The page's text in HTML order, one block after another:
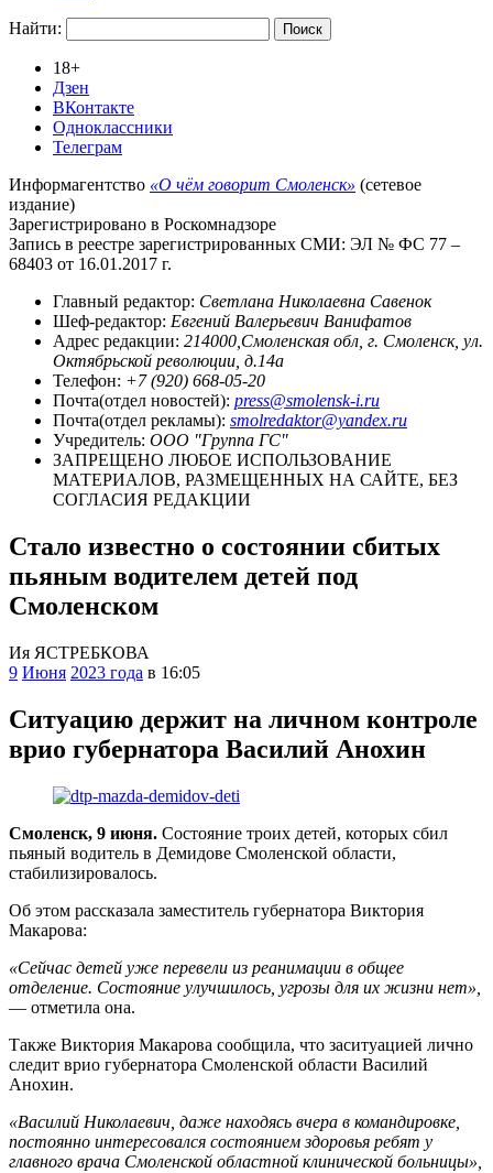
Найти:
18+
Дзен
ВКонтакте
Одноклассники
Телеграм
Информагентство «О чём говорит Смоленск» (сетевое
издание)
Зарегистрировано в Роскомнадзоре
Запись в реестре зарегистрированных СМИ: ЭЛ № ФС 77 –
68403 от 16.01.2017 г.
Главный редактор: Светлана Николаевна Савенок
Шеф-редактор: Евгений Валерьевич Ванифатов
Адрес редакции: 214000,Смоленская обл, г. Смоленск, ул.
Октябрьской революции, д.14а
Телефон: +7 (920) 668-05-20
Почта(отдел новостей): press@smolensk-i.ru
Почта(отдел рекламы): smolredaktor@yandex.ru
Учредитель: ООО "Группа ГС"
ЗАПРЕЩЕНО ЛЮБОЕ ИСПОЛЬЗОВАНИЕ
МАТЕРИАЛОВ, РАЗМЕЩЕННЫХ НА САЙТЕ, БЕЗ
СОГЛАСИЯ РЕДАКЦИИ
Стало известно о состоянии сбитых
пьяным водителем детей под
Смоленском
Ия ЯСТРЕБКОВА
9 Июня 2023 года в 16:05
Ситуацию держит на личном контроле
врио губернатора Василий Анохин
Смоленск, 9 июня. Состояние троих детей, которых сбил
пьяный водитель в Демидове Смоленской области,
стабилизировалось.
Об этом рассказала заместитель губернатора Виктория
Макарова:
«Сейчас детей уже перевели из реанимации в общее
отделение. Состояние улучшилось, угрозы для их жизни нет»,
— отметила она.
Также Виктория Макарова сообщила, что заситуацией лично
следит врио губернатора Смоленской области Василий
Анохин.
«Василий Николаевич, даже находясь вчера в командировке,
постоянно интересовался состоянием здоровья ребят у
главного врача Смоленской областной клинической больницы»,